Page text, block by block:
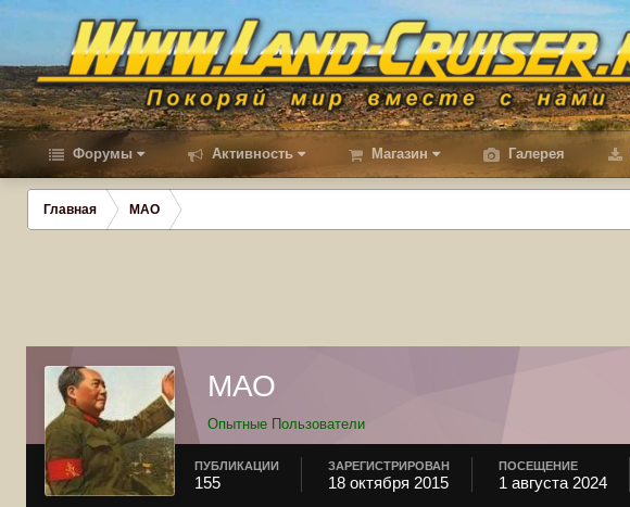
Форумы Активность Магазин Галерея
Главная МАО
МАО
Опытные Пользователи
ПУБЛИКАЦИИ
155
ЗАРЕГИСТРИРОВАН
18 октября 2015
ПОСЕЩЕНИЕ
1 августа 2024